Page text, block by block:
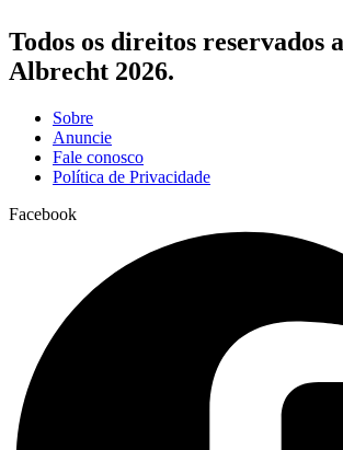
Todos os direitos reservados
Albrecht 2026.
Sobre
Anuncie
Fale conosco
Política de Privacidade
Facebook